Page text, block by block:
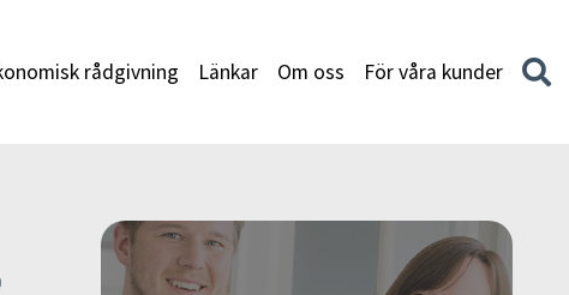
rådgivning Länkar Om oss För våra kunder